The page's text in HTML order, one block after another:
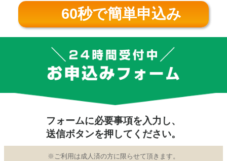
60秒で簡単申込み
フォームに必要事項を入力し、
送信ボタンを押してください。
※ご利用は成人済の方に限らせて頂きます。